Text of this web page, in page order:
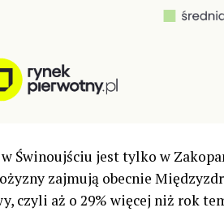
Świnoujściu jest tylko w
zajmują obecnie
czyli aż o 29% więcej niż rok